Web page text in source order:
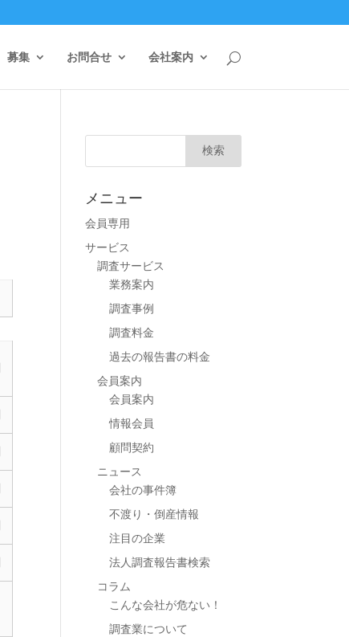
募集 お問合せ 会社案内
メニュー
会員専用
サービス
調査サービス
業務案内
調査事例
調査料金
過去の報告書の料金
会員案内
会員案内
情報会員
顧問契約
ニュース
会社の事件簿
不渡り・倒産情報
注目の企業
法人調査報告書検索
コラム
こんな会社が危ない！
調査業について